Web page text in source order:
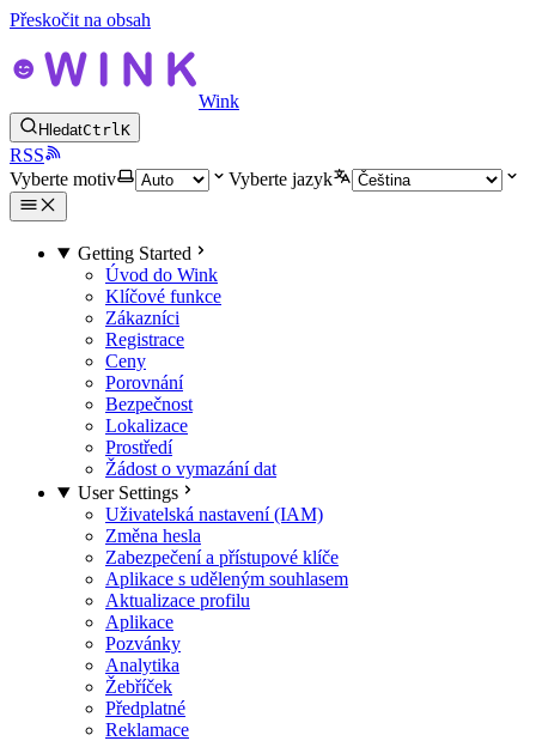
Přeskočit na obsah
Wink
HledatCtrlK
RSS
Vyberte motiv
Vyberte jazyk
Getting Started
Úvod do Wink
Klíčové funkce
Zákazníci
Registrace
Ceny
Porovnání
Bezpečnost
Lokalizace
Prostředí
Žádost o vymazání dat
User Settings
Uživatelská nastavení (IAM)
Změna hesla
Zabezpečení a přístupové klíče
Aplikace s uděleným souhlasem
Aktualizace profilu
Aplikace
Pozvánky
Analytika
Žebříček
Předplatné
Reklamace